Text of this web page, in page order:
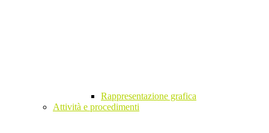
Rappresentazione grafica
Attività e procedimenti